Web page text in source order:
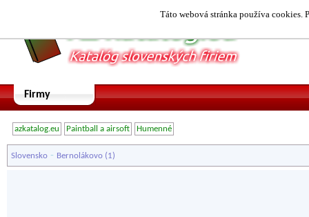
Táto webová stránka používa cookies.
Firmy
azkatalog.eu Paintball a airsoft Humenné
Slovensko - Bernolákovo (1)